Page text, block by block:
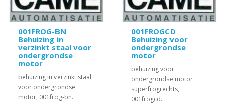
001FROG-BN
Behuizing in
verzinkt staal voor
ondergrondse
motor
behuizing in verzinkt staal
voor ondergrondse
motor, 001frog-bn..
001FROGCD
Behuizing voor
ondergrondse
motor
behuizing voor
ondergrondse motor
superfrogrechts,
001frogcd..